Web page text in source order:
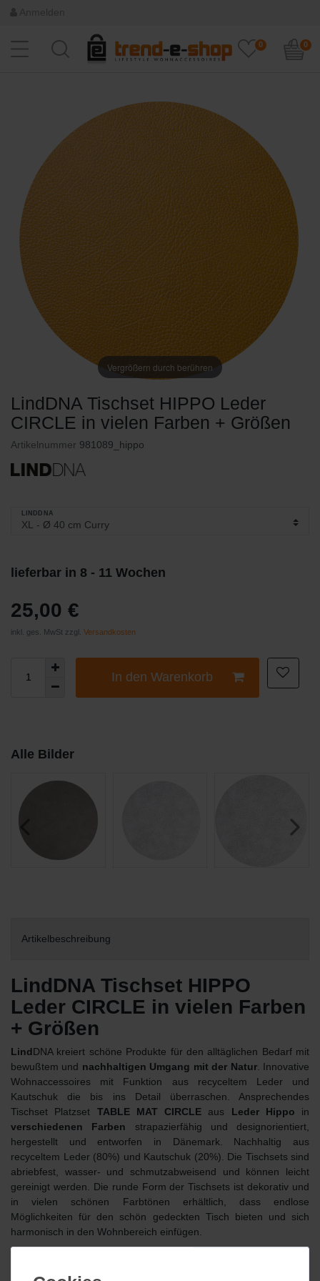
0 0
Vergrößern durch berühren
LindDNA Tischset HIPPO Leder
CIRCLE in vielen Farben + Größen
Artikelnummer 981089_hippo
LINDDNA
lieferbar in 8 - 11 Wochen
25,00 €
inkl. ges. MwSt zzgl. Versandkosten
In den Warenkorb
Alle Bilder
Artikelbeschreibung
LindDNA Tischset HIPPO
Leder CIRCLE in vielen Farben
+ Größen
LindDNA kreiert schöne Produkte für den alltäglichen Bedarf mit
bewußtem und nachhaltigen Umgang mit der Natur. Innovative
Wohnaccessoires mit Funktion aus recyceltem Leder und
Kautschuk die bis ins Detail überraschen. Ansprechendes
Tischset Platzset TABLE MAT CIRCLE aus Leder Hippo in
verschiedenen Farben strapazierfähig und designorientiert,
hergestellt und entworfen in Dänemark. Nachhaltig aus
recyceltem Leder (80%) und Kautschuk (20%). Die Tischsets sind
abriebfest, wasser- und schmutzabweisend und können leicht
gereinigt werden. Die runde Form der Tischsets ist dekorativ und
in vielen schönen Farbtönen erhältlich, dass endlose
Möglichkeiten für den schön gedeckten Tisch bieten und sich
harmonisch in den Wohnbereich einfügen.